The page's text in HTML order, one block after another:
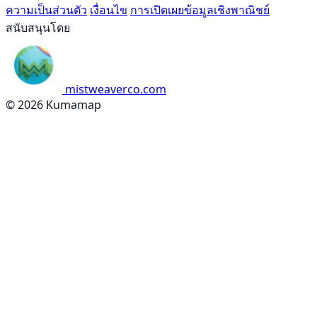
ความเป็นส่วนตัว เงื่อนไข การเปิดเผยข้อมูลเชิงพาณิชย์
สนับสนุนโดย
mistweaverco.com
© 2026 Kumamap